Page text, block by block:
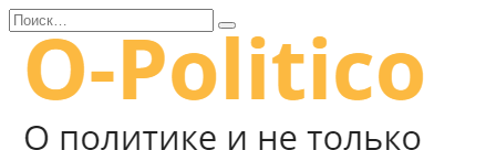
Перейти
к
содержанию
Search
for: